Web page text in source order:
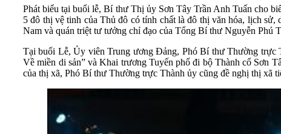
Phát biểu tại buổi lễ, Bí thư Thị ủy Sơn Tây Trần Anh Tuấn cho
5 đô thị vệ tinh của Thủ đô có tính chất là đô thị văn hóa, lịch
Nam và quán triệt tư tưởng chỉ đạo của Tổng Bí thư Nguyễn Phú
Tại buổi Lễ, Ủy viên Trung ương Đảng, Phó Bí thư Thường trực
Về miền di sản” và Khai trương Tuyến phố đi bộ Thành cổ Sơn
của thị xã, Phó Bí thư Thường trực Thành ủy cũng đề nghị thị xã